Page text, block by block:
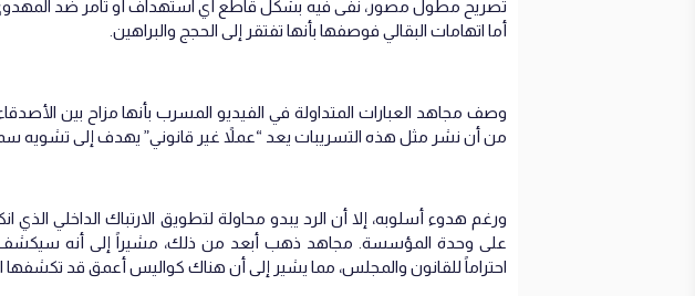
تصريح مطول مصور، نفى فيه بشكل قاطع أي استهداف أو تآمر ضد المهدوي،
أما اتهامات البقالي فوصفها بأنها تفتقر إلى الحجج والبراهين.
وصف مجاهد العبارات المتداولة في الفيديو المسرب بأنها مزاح بين
من أن نشر مثل هذه التسريبات يعد “عملاً غير قانوني” يهدف إلى تشويه
ورغم هدوء أسلوبه، إلا أن الرد يبدو محاولة لتطويق الارتباك الداخلي الذي
على وحدة المؤسسة. مجاهد ذهب أبعد من ذلك، مشيراً إلى أنه سيكشف
احتراماً للقانون والمجلس، مما يشير إلى أن هناك كواليس أعمق قد تكشفها